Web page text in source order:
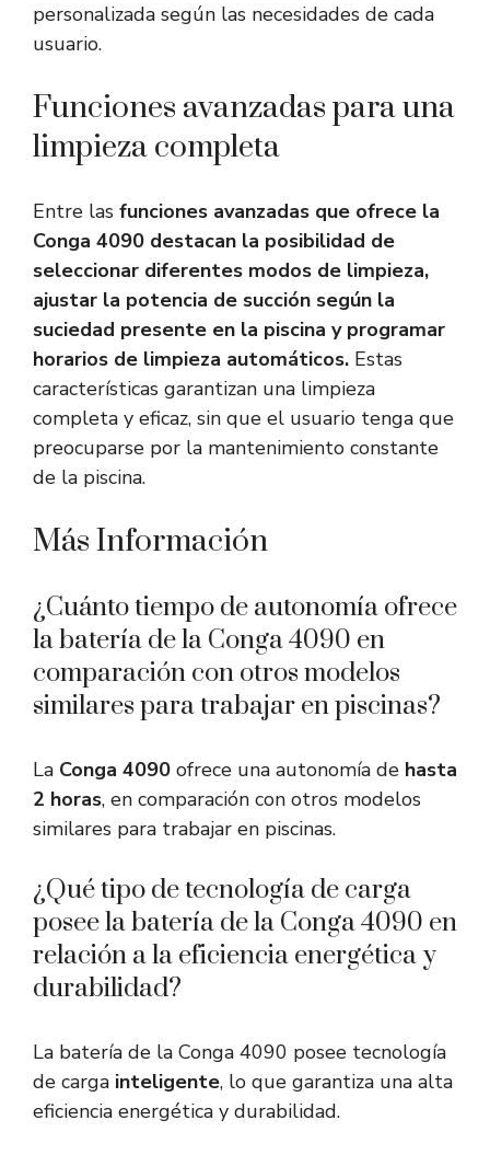
personalizada según las necesidades de cada
usuario.
Funciones avanzadas para una
limpieza completa
Entre las funciones avanzadas que ofrece la
Conga 4090 destacan la posibilidad de
seleccionar diferentes modos de limpieza,
ajustar la potencia de succión según la
suciedad presente en la piscina y programar
horarios de limpieza automáticos. Estas
características garantizan una limpieza
completa y eficaz, sin que el usuario tenga que
preocuparse por la mantenimiento constante
de la piscina.
Más Información
¿Cuánto tiempo de autonomía ofrece
la batería de la Conga 4090 en
comparación con otros modelos
similares para trabajar en piscinas?
La Conga 4090 ofrece una autonomía de hasta
2 horas, en comparación con otros modelos
similares para trabajar en piscinas.
¿Qué tipo de tecnología de carga
posee la batería de la Conga 4090 en
relación a la eficiencia energética y
durabilidad?
La batería de la Conga 4090 posee tecnología
de carga inteligente, lo que garantiza una alta
eficiencia energética y durabilidad.